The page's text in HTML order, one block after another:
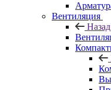
Вентиляция
Назад